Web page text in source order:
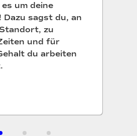
um deine
Dazu sagst du, an
zu
und für
du arbeiten